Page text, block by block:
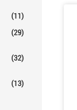
(11)
(29)
(32)
(13)